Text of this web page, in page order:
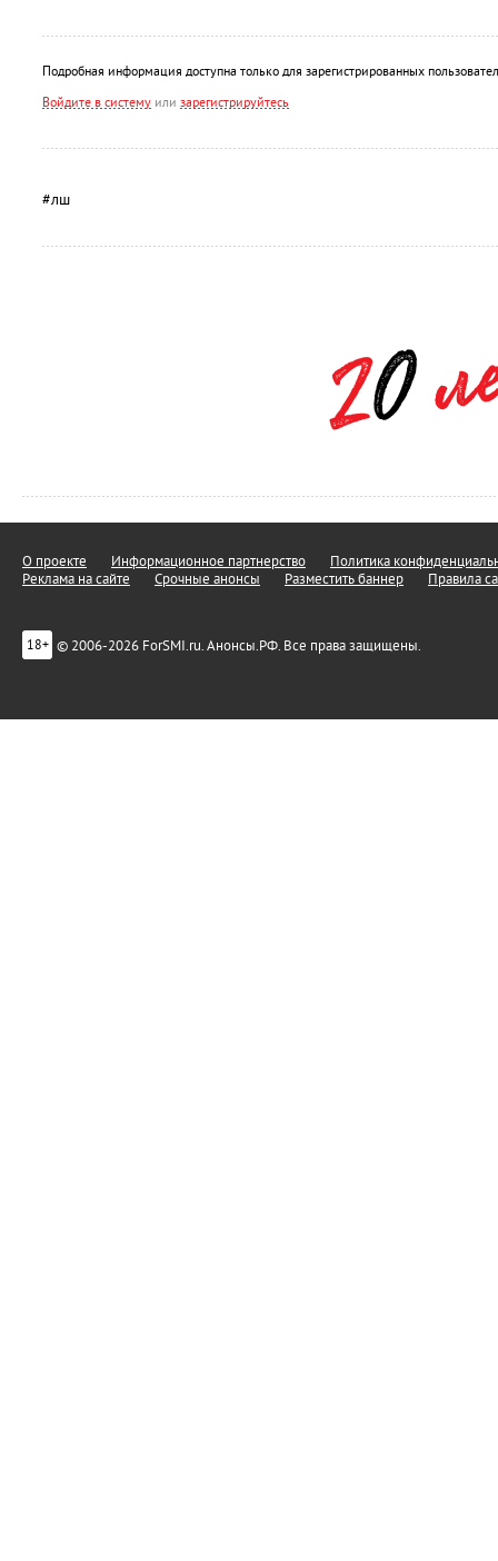
Подробная информация доступна только для зарегистрированных
Войдите в систему или зарегистрируйтесь
#лш
О проекте Информационное партнерство
Политика
Реклама на сайте
Срочные анонсы Разместить баннер Правила
18+ © 2006-2026 ForSMI.ru. Анонсы.РФ. Все права защищены.